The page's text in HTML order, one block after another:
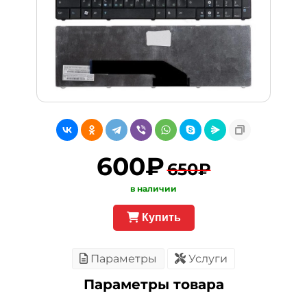
600₽650₽
в наличии
Купить
Параметры Услуги
Параметры товара